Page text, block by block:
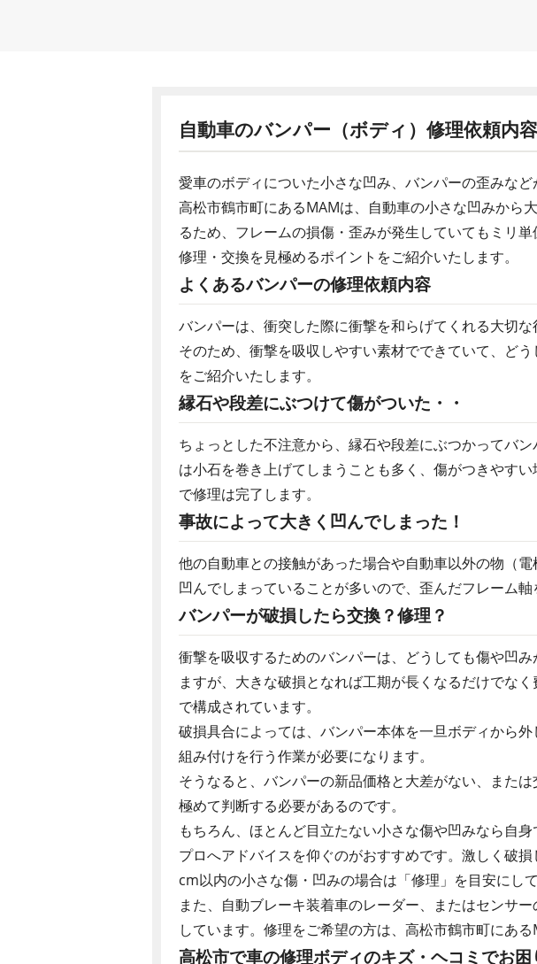
自動車のバンパー（ボディ）修理依頼内
愛車のボディについた小さな凹み、バンパーの歪みな
高松市鶴市町にあるMAMは、自動車の小さな凹みから
るため、フレームの損傷・歪みが発生していてもミリ
修理・交換を見極めるポイントをご紹介いたします。
よくあるバンパーの修理依頼内容
バンパーは、衝突した際に衝撃を和らげてくれる大切な
そのため、衝撃を吸収しやすい素材でできていて、ど
をご紹介いたします。
縁石や段差にぶつけて傷がついた・・
ちょっとした不注意から、縁石や段差にぶつかってバ
は小石を巻き上げてしまうことも多く、傷がつきやす
で修理は完了します。
事故によって大きく凹んでしまった！
他の自動車との接触があった場合や自動車以外の物（
凹んでしまっていることが多いので、歪んだフレーム
バンパーが破損したら交換？修理？
衝撃を吸収するためのバンパーは、どうしても傷や凹
ますが、大きな破損となれば工期が長くなるだけでな
で構成されています。
破損具合によっては、バンパー本体を一旦ボディから
組み付けを行う作業が必要になります。
そうなると、バンパーの新品価格と大差がない、また
極めて判断する必要があるのです。
もちろん、ほとんど目立たない小さな傷や凹みなら自
プロへアドバイスを仰ぐのがおすすめです。激しく破
cm以内の小さな傷・凹みの場合は「修理」を目安にして
また、自動ブレーキ装着車のレーダー、またはセンサ
しています。修理をご希望の方は、高松市鶴市町にある
高松市で車の修理ボディのキズ・ヘコミでお